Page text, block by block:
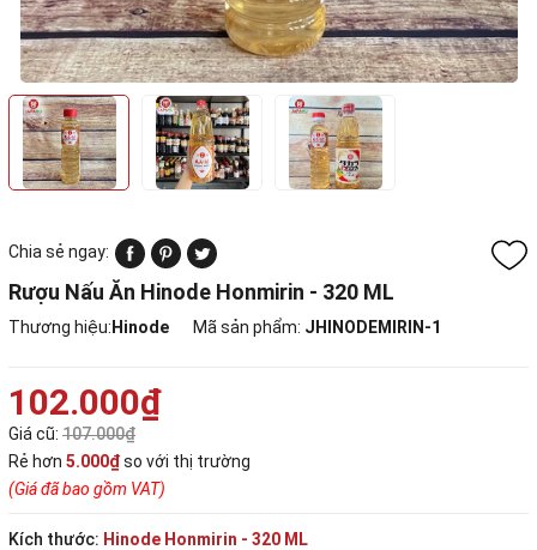
Chia sẻ ngay:
Rượu Nấu Ăn Hinode Honmirin - 320 ML
Thương hiệu: Hinode Mã sản phẩm: JHINODEMIRIN-1
102.000₫
Giá cũ: 107.000₫
Rẻ hơn 5.000₫so với thị trường
(Giá đã bao gồm VAT)
Kích thước: Hinode Honmirin - 320 ML